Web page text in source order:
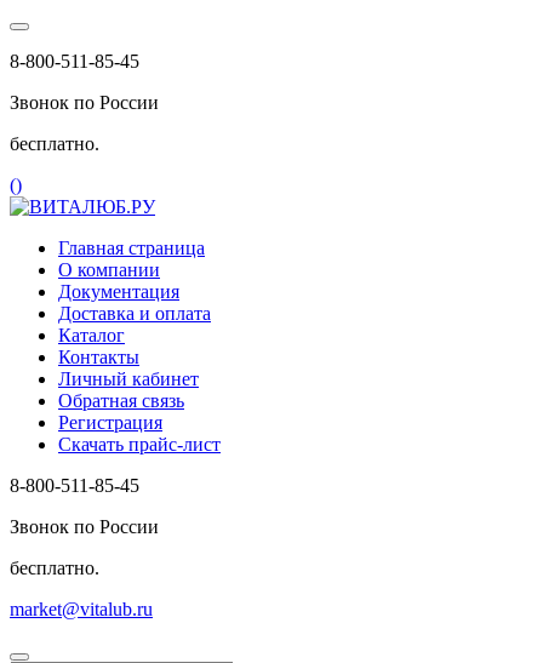
8-800-511-85-45
Звонок по России
бесплатно.
()
Главная страница
О компании
Документация
Доставка и оплата
Каталог
Контакты
Личный кабинет
Обратная связь
Регистрация
Скачать прайс-лист
8-800-511-85-45
Звонок по России
бесплатно.
market@vitalub.ru